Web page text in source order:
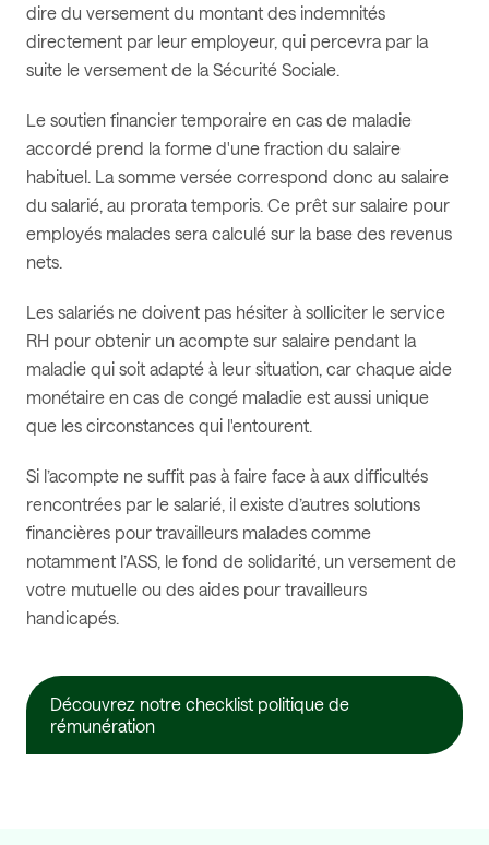
dire du versement du montant des indemnités
directement par leur employeur, qui percevra par la
suite le versement de la Sécurité Sociale.
Le soutien financier temporaire en cas de maladie
accordé prend la forme d'une fraction du salaire
habituel. La somme versée correspond donc au salaire
du salarié, au prorata temporis. Ce prêt sur salaire pour
employés malades sera calculé sur la base des revenus
nets.
Les salariés ne doivent pas hésiter à solliciter le service
RH pour obtenir un acompte sur salaire pendant la
maladie qui soit adapté à leur situation, car chaque aide
monétaire en cas de congé maladie est aussi unique
que les circonstances qui l'entourent.
Si l’acompte ne suffit pas à faire face à aux difficultés
rencontrées par le salarié, il existe d’autres solutions
financières pour travailleurs malades comme
notamment l’ASS, le fond de solidarité, un versement de
votre mutuelle ou des aides pour travailleurs
handicapés.
Découvrez notre checklist politique de
rémunération